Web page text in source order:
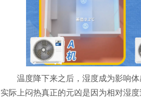
温度降下来之后，湿度成为影响
实际上闷热真正的元凶是因为相对湿